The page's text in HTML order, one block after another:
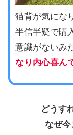
猫背が気にな
半信半疑で購
意識がないみ
なり内心喜ん
どうす
なぜ今